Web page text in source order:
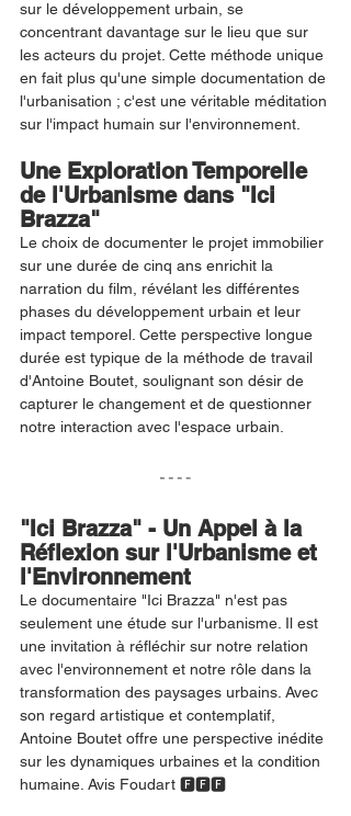
sur le développement urbain, se
concentrant davantage sur le lieu que sur
les acteurs du projet. Cette méthode unique
en fait plus qu'une simple documentation de
l'urbanisation ; c'est une véritable méditation
sur l'impact humain sur l'environnement.
Une Exploration Temporelle
de l'Urbanisme dans "Ici
Brazza"
Le choix de documenter le projet immobilier
sur une durée de cinq ans enrichit la
narration du film, révélant les différentes
phases du développement urbain et leur
impact temporel. Cette perspective longue
durée est typique de la méthode de travail
d'Antoine Boutet, soulignant son désir de
capturer le changement et de questionner
notre interaction avec l'espace urbain.
"Ici Brazza" - Un Appel à la
Réflexion sur l'Urbanisme et
l'Environnement
Le documentaire "Ici Brazza" n'est pas
seulement une étude sur l'urbanisme. Il est
une invitation à réfléchir sur notre relation
avec l'environnement et notre rôle dans la
transformation des paysages urbains. Avec
son regard artistique et contemplatif,
Antoine Boutet offre une perspective inédite
sur les dynamiques urbaines et la condition
humaine. Avis Foudart 🅵🅵🅵